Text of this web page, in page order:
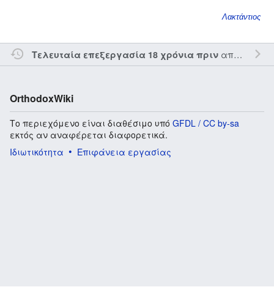
Λακτάντιος
Τελευταία επεξεργασία 18 χρόνια πριναπό τον την
OrthodoxWiki
Το περιεχόμενο είναι διαθέσιμο υπό GFDL / CC by-sa
εκτός αν αναφέρεται διαφορετικά.
Ιδιωτικότητα
Επιφάνεια εργασίας